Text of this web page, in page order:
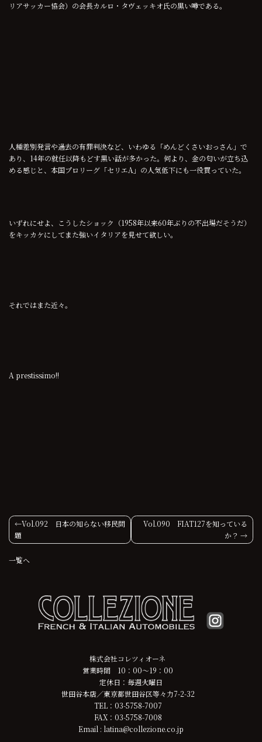
リアサッカー協会）の会長カルロ・タヴェッキオ氏の黒い噂である。
人種差別発言や過去の有罪判決など、いわゆる「めんどくさいおっさん」で
あり、14年の就任以降もどす黒い話が多かった。何より、金の匂いが立ち込
める感じと、本国プロリーグ「セリエA」の人気低下にも一役買っていた。
いずれにせよ、こうしたショック（1958年以来60年ぶりの不出場だそうだ）
をキッカケにしてまた強いイタリアを見せて欲しい。
それではまた近々。
A prestissimo!!
投
稿
ナ
Vol.092 日本の知らない移民問
題
Vol.090 FIAT127を知っている
か？
一覧へ
株式会社コレツィオーネ
営業時間 10：00～19：00
定休日：毎週火曜日
世田谷本店／東京都世田谷区等々力7-2-32
TEL：03-5758-7007
FAX：03-5758-7008
Email : latina@collezione.co.jp